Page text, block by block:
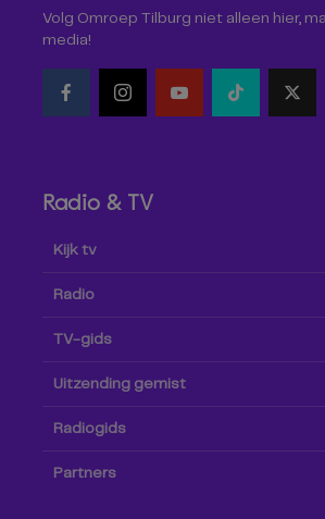
Volg Omroep Tilburg niet alleen hier,
media!
Radio & TV
Kijk tv
Radio
TV-gids
Uitzending gemist
Radiogids
Partners